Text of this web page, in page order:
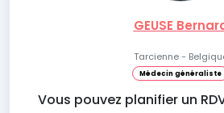
GEUSE
Tarcienne -
Médecin généraliste
Vous pouvez planifier un